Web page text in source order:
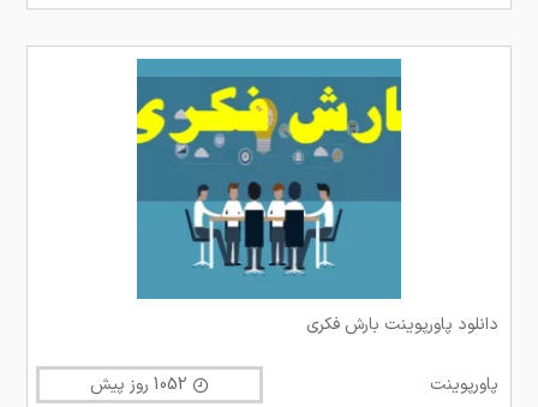
دانلود پاورپوینت بارش فکری
پاورپوینت